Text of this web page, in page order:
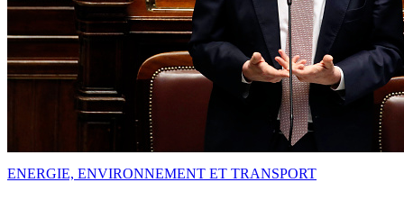
ENERGIE, ENVIRONNEMENT ET TRANSPORT